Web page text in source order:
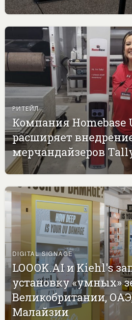
РИТЕЙЛ
Компания Homebase
расширяет
мерчандайзеров
DIGITAL SIGNAGE
LOOOK.AI и Kiehl's
установку «умных»
Великобритании,
Малайзии